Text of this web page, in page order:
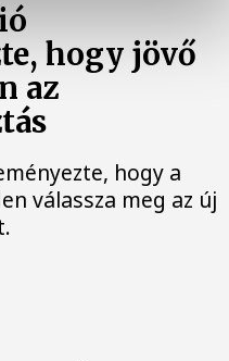
hogy jövő
az
hogy a
válassza meg az új